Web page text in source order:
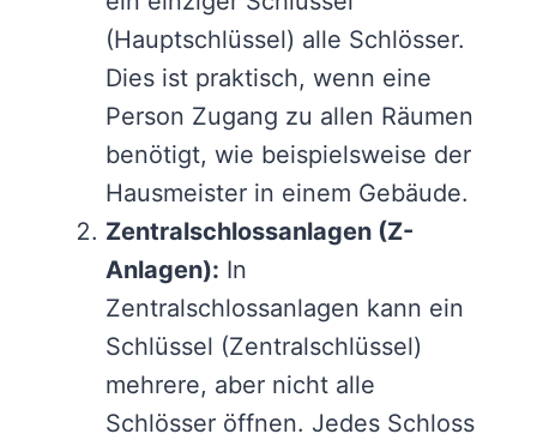
(Hauptschlüssel) alle Schlösser.
Dies ist praktisch, wenn eine
Person Zugang zu allen Räumen
benötigt, wie beispielsweise der
Hausmeister in einem Gebäude.
Zentralschlossanlagen (Z-
Anlagen): In
Zentralschlossanlagen kann ein
Schlüssel (Zentralschlüssel)
mehrere, aber nicht alle
Schlösser öffnen. Jedes Schloss